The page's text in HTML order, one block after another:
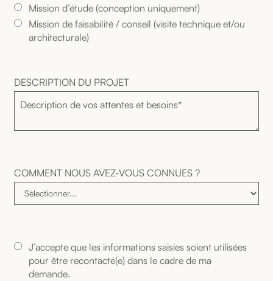
Mission d’étude (conception uniquement)
Mission de faisabilité / conseil (visite technique et/ou
architecturale)
DESCRIPTION DU PROJET
COMMENT NOUS AVEZ-VOUS CONNUES ?
J’accepte que les informations saisies soient utilisées
pour être recontacté(e) dans le cadre de ma
demande.